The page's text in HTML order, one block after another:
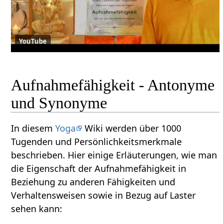
YouTube
Aufnahmefähigkeit - Antonyme
und Synonyme
In diesemYoga
Wiki werden über 1000
Tugenden und Persönlichkeitsmerkmale
beschrieben. Hier einige Erläuterungen, wie man
die Eigenschaft der Aufnahmefähigkeit in
Beziehung zu anderen Fähigkeiten und
Verhaltensweisen sowie in Bezug auf Laster
sehen kann: